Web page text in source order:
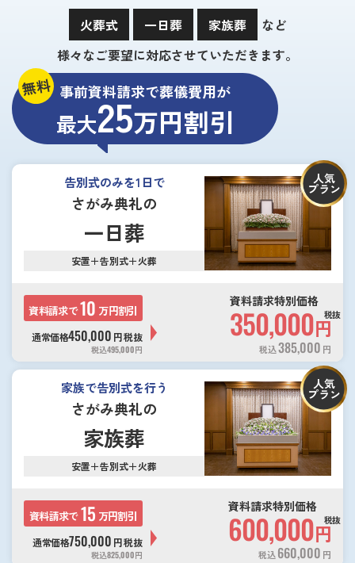
火葬式 一日葬 家族葬
など
様々なご要望に対応させていただきます。
無料 事前資料請求で葬儀費用が
最大25万円割引
告別式のみを1日で
さがみ典礼の
一日葬
安置＋告別式＋火葬
人気
プラン
資料請求で10 万円割引
通常価格450,000 円税抜
税込495,000円
資料請求特別価格
350,000円
税抜
税込385,000 円
家族で告別式を行う
さがみ典礼の
家族葬
安置＋告別式＋火葬
人気
プラン
資料請求で15 万円割引
通常価格750,000 円税抜
税込825,000円
資料請求特別価格
600,000円
税抜
税込660,000 円